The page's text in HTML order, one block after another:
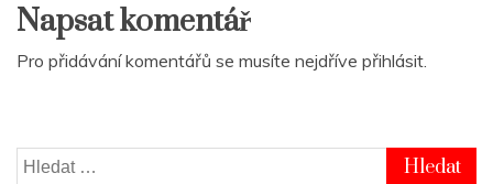
Napsat komentář
Pro přidávání komentářů se musíte nejdříve přihlásit
Vyhledávání